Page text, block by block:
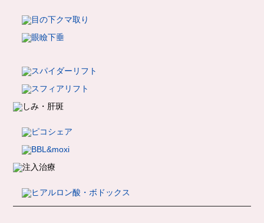
ブログサンプル3
診療科目一覧
ブログサンプル2